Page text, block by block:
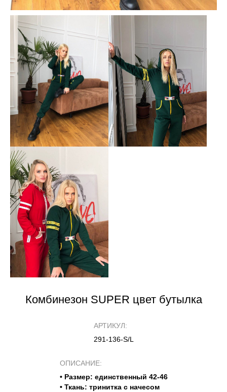
Комбинезон SUPER цвет бутылка
АРТИКУЛ:
291-136-S/L
ОПИСАНИЕ:
• Размер: единственный 42-46
• Ткань: тринитка с начесом